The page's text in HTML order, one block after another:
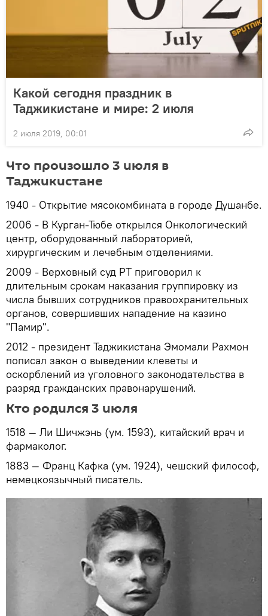
Какой сегодня праздник в
Таджикистане и мире: 2 июля
2 июля 2019, 00:01
Что произошло 3 июля в
Таджикистане
1940 - Открытие мясокомбината в городе Душанбе.
2006 - В Курган-Тюбе открылся Онкологический
центр, оборудованный лабораторией,
хирургическим и лечебным отделениями.
2009 - Верховный суд РТ приговорил к
длительным срокам наказания группировку из
числа бывших сотрудников правоохранительных
органов, совершивших нападение на казино
"Памир".
2012 - президент Таджикистана Эмомали Рахмон
пописал закон о выведении клеветы и
оскорблений из уголовного законодательства в
разряд гражданских правонарушений.
Кто родился 3 июля
1518 — Ли Шичжэнь (ум. 1593), китайский врач и
фармаколог.
1883 — Франц Кафка (ум. 1924), чешский философ,
немецкоязычный писатель.